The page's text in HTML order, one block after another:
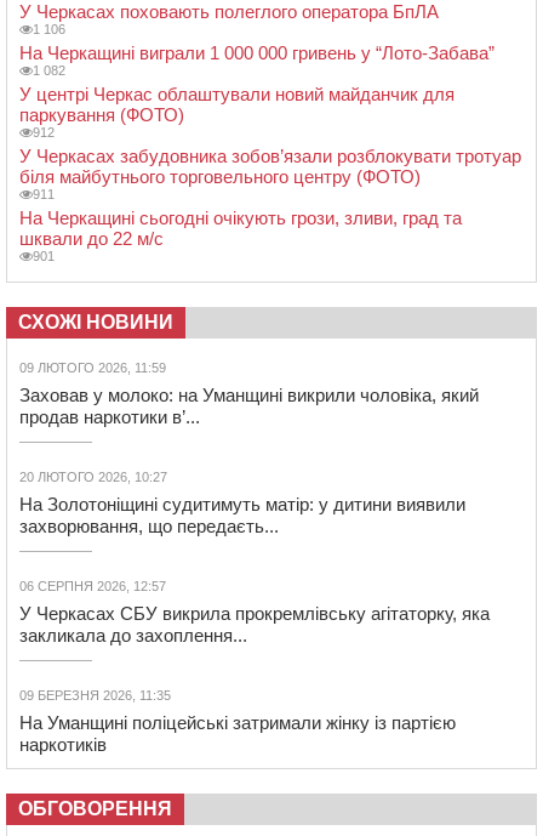
У Черкасах поховають полеглого оператора БпЛА
1 106
На Черкащині виграли 1 000 000 гривень у “Лото-Забава”
1 082
У центрі Черкас облаштували новий майданчик для
паркування (ФОТО)
912
У Черкасах забудовника зобов’язали розблокувати тротуар
біля майбутнього торговельного центру (ФОТО)
911
На Черкащині сьогодні очікують грози, зливи, град та
шквали до 22 м/с
901
СХОЖІ НОВИНИ
09 ЛЮТОГО 2026, 11:59
Заховав у молоко: на Уманщині викрили чоловіка, який
продав наркотики в’...
20 ЛЮТОГО 2026, 10:27
На Золотоніщині судитимуть матір: у дитини виявили
захворювання, що передаєть...
06 СЕРПНЯ 2026, 12:57
У Черкасах СБУ викрила прокремлівську агітаторку, яка
закликала до захоплення...
09 БЕРЕЗНЯ 2026, 11:35
На Уманщині поліцейські затримали жінку із партією
наркотиків
ОБГОВОРЕННЯ